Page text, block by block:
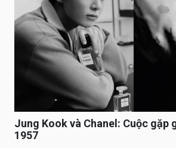
Jung Kook và Chanel: Cuộc gặp
1957